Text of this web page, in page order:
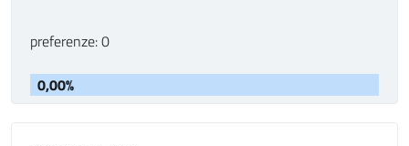
preferenze: 0
0,00%